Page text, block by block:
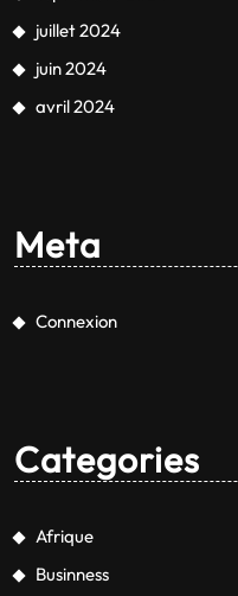
juillet 2024
juin 2024
avril 2024
Meta
Connexion
Categories
Afrique
Businness